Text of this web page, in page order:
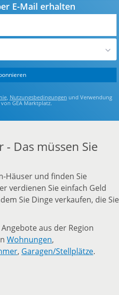
E-Mail erhalten
, Nutzungsbedingungen und Verwendung
GEA Marktplatz.
Das müssen Sie
Häuser und finden Sie
verdienen Sie einfach Geld
Sie Dinge verkaufen, die Sie
aus der Region
Wohnungen,
, Garagen/Stellplätze.